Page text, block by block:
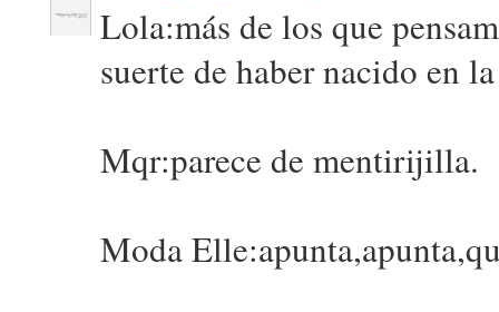
Lola:más de los que
suerte de haber nacido en
Mqr:parece de mentirijilla.
Moda